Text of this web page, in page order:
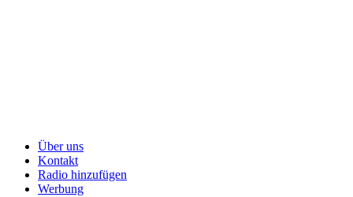
Über uns
Kontakt
Radio hinzufügen
Werbung